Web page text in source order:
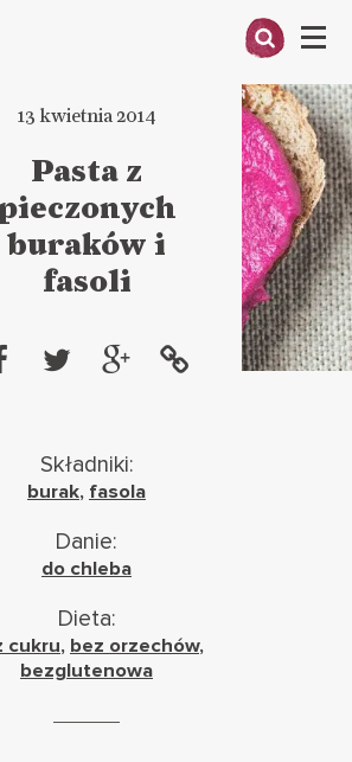
Menu
O MNIE
PRZEPISY
ARTYKUŁY
KSIĄŻKI
KONTAKT
13 kwietnia 2014
Pasta z
buraków i
fasoli
Składniki:
burak, fasola
Danie:
do chleba
Dieta:
cukru, bez orzechów,
bezglutenowa